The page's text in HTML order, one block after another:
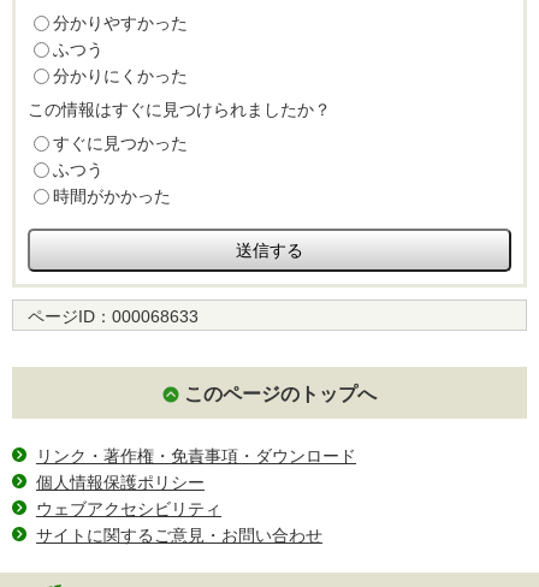
分かりやすかった
ふつう
分かりにくかった
この情報はすぐに見つけられましたか？
すぐに見つかった
ふつう
時間がかかった
ページID： 000068633
このページのトップへ
リンク・著作権・免責事項・ダウンロード
個人情報保護ポリシー
ウェブアクセシビリティ
サイトに関するご意見・お問い合わせ